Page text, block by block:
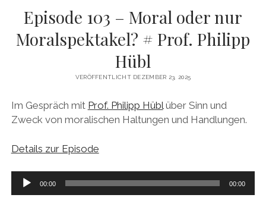
Episode 103 – Moral oder nur
Moralspektakel? # Prof. Philipp
Hübl
VERÖFFENTLICHT DEZEMBER 23, 2025
Im Gespräch mit Prof. Philipp Hüblüber Sinn und
Zweck von moralischen Haltungen und Handlungen.
Details zur Episode
Audio-
00:00 00:00